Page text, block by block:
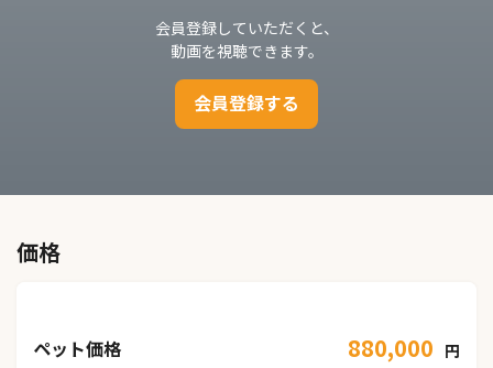
会員登録していただくと、
動画を視聴できます。
会員登録する
価格
ペット価格 880,000 円